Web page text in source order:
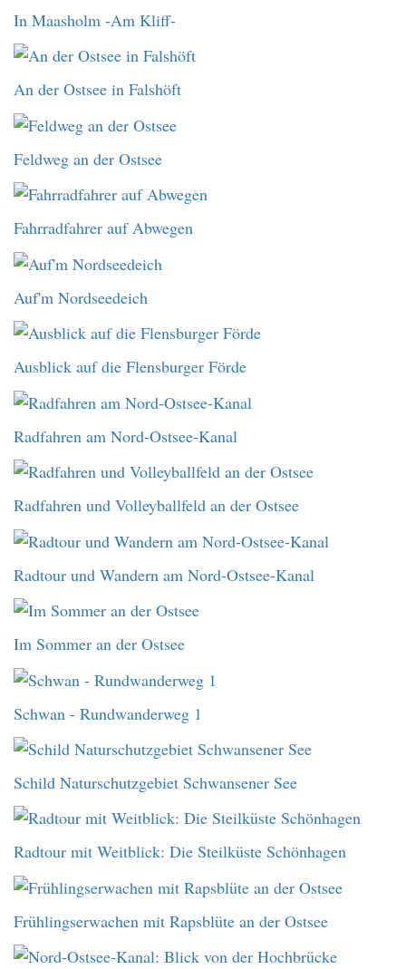
In Maasholm -Am Kliff-
An der Ostsee in Falshöft
Feldweg an der Ostsee
Fahrradfahrer auf Abwegen
Auf'm Nordseedeich
Ausblick auf die Flensburger Förde
Radfahren am Nord-Ostsee-Kanal
Radfahren und Volleyballfeld an der Ostsee
Radtour und Wandern am Nord-Ostsee-Kanal
Im Sommer an der Ostsee
Schwan - Rundwanderweg 1
Schild Naturschutzgebiet Schwansener See
Radtour mit Weitblick: Die Steilküste Schönhagen
Frühlingserwachen mit Rapsblüte an der Ostsee